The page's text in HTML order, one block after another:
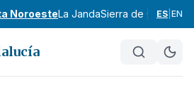
NoroesteLa JandaSierra de CádizAlto
ES EN